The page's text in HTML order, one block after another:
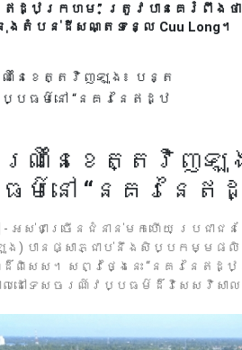
ៃឥដ្ឋក្រហម” ត្រូវបានគេរំពឹង
ងតំបន់ដីសណ្តទន្លេ Cuu Long។
ណ៍នៃខេត្តវិញឡុង៖ បន្ត
ប្បធម៌នៅ “នគរនៃឥដ្ឋ
រណ៍នៃខេត្តវិញឡុ
ម៌នៅ “នគរនៃ
- អស់ជាច្រើនជំនាន់មកហើយ ប្រជាជ
ង) បានផ្សាភ្ជាប់នឹងសិប្បកម្ម
ពិសេស។ សព្វថ្ងៃនេះ “នគរនៃឥដ្
គោលដៅទេសចរណ៍វប្បធម៌ដ៏វិសេសវិស